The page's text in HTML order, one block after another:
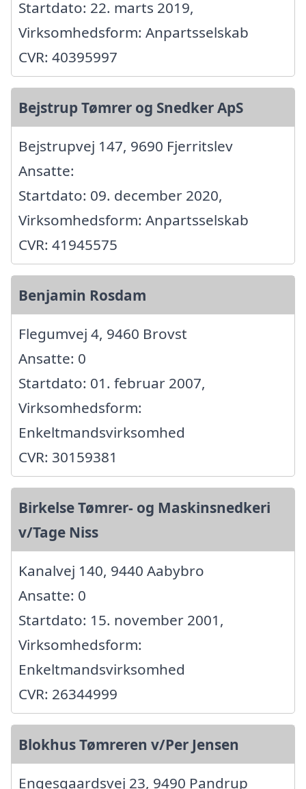
Startdato: 22. marts 2019,
Virksomhedsform: Anpartsselskab
CVR: 40395997
Bejstrup Tømrer og Snedker ApS
Bejstrupvej 147, 9690 Fjerritslev
Ansatte:
Startdato: 09. december 2020,
Virksomhedsform: Anpartsselskab
CVR: 41945575
Benjamin Rosdam
Flegumvej 4, 9460 Brovst
Ansatte: 0
Startdato: 01. februar 2007,
Virksomhedsform:
Enkeltmandsvirksomhed
CVR: 30159381
Birkelse Tømrer- og Maskinsnedkeri
v/Tage Niss
Kanalvej 140, 9440 Aabybro
Ansatte: 0
Startdato: 15. november 2001,
Virksomhedsform:
Enkeltmandsvirksomhed
CVR: 26344999
Blokhus Tømreren v/Per Jensen
Engesgaardsvej 23, 9490 Pandrup